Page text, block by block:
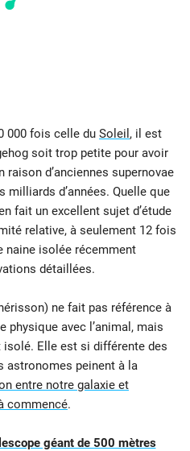
000 fois celle du Soleil , il est
soit trop petite pour avoir
raison d’anciennes supernovae
milliards d’années. Quelle que
fait un excellent sujet d’étude
relative, à seulement 12 fois
naine isolée récemment
détaillées.
ne fait pas référence à
physique avec l’animal, mais
Elle est si différente des
astronomes peinent à la
entre notre galaxie et
commencé.
géant de 500 mètres